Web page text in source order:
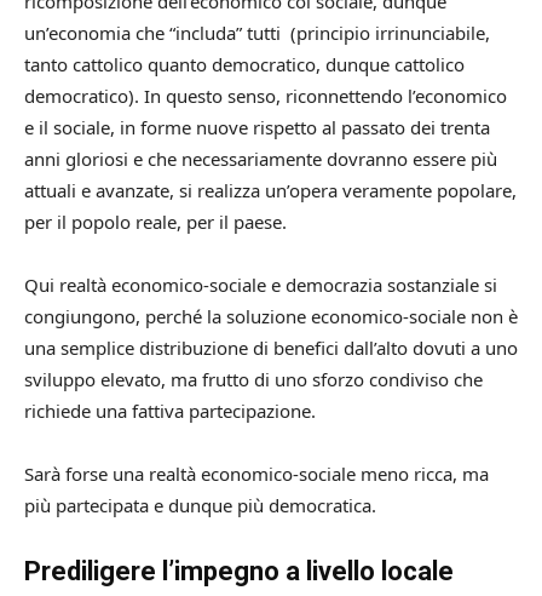
un’economia che “includa” tutti (principio irrinunciabile,
tanto cattolico quanto democratico, dunque cattolico
democratico). In questo senso, riconnettendo l’economico
e il sociale, in forme nuove rispetto al passato dei trenta
anni gloriosi e che necessariamente dovranno essere più
attuali e avanzate, si realizza un’opera veramente popolare,
per il popolo reale, per il paese.
Qui realtà economico-sociale e democrazia sostanziale si
congiungono, perché la soluzione economico-sociale non è
una semplice distribuzione di benefici dall’alto dovuti a uno
sviluppo elevato, ma frutto di uno sforzo condiviso che
richiede una fattiva partecipazione.
Sarà forse una realtà economico-sociale meno ricca, ma
più partecipata e dunque più democratica.
Prediligere l’impegno a livello locale